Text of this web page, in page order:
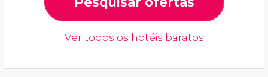
Ver todos os hotéis baratos